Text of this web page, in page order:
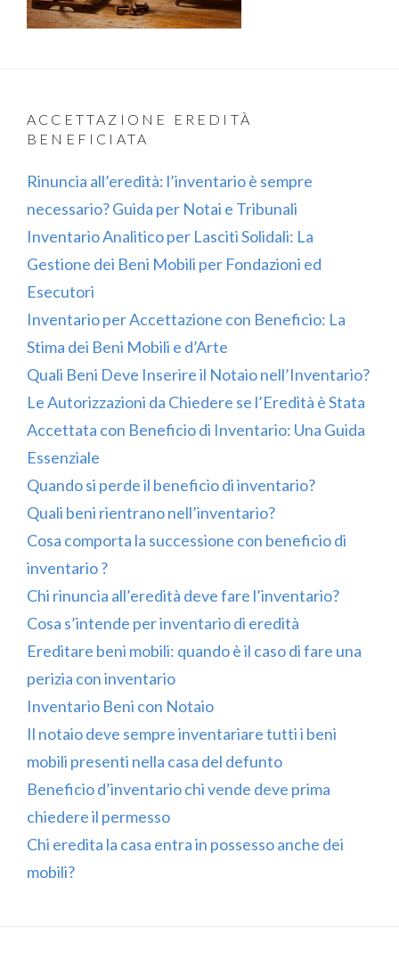
ACCETTAZIONE EREDITÀ
BENEFICIATA
Rinuncia all’eredità: l’inventario è sempre
necessario? Guida per Notai e Tribunali
Inventario Analitico per Lasciti Solidali: La
Gestione dei Beni Mobili per Fondazioni ed
Esecutori
Inventario per Accettazione con Beneficio: La
Stima dei Beni Mobili e d’Arte
Quali Beni Deve Inserire il Notaio nell’Inventario?
Le Autorizzazioni da Chiedere se l’Eredità è Stata
Accettata con Beneficio di Inventario: Una Guida
Essenziale
Quando si perde il beneficio di inventario?
Quali beni rientrano nell’inventario?
Cosa comporta la successione con beneficio di
inventario ?
Chi rinuncia all’eredità deve fare l’inventario?
Cosa s’intende per inventario di eredità
Ereditare beni mobili: quando è il caso di fare una
perizia con inventario
Inventario Beni con Notaio
Il notaio deve sempre inventariare tutti i beni
mobili presenti nella casa del defunto
Beneficio d’inventario chi vende deve prima
chiedere il permesso
Chi eredita la casa entra in possesso anche dei
mobili?